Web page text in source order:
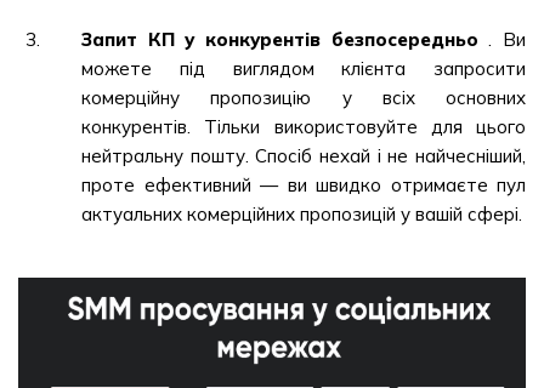
Запит КП у конкурентів безпосередньо . Ви
можете під виглядом клієнта запросити
комерційну пропозицію у всіх основних
конкурентів. Тільки використовуйте для цього
нейтральну пошту. Спосіб нехай і не найчесніший,
проте ефективний — ви швидко отримаєте пул
актуальних комерційних пропозицій у вашій сфері.